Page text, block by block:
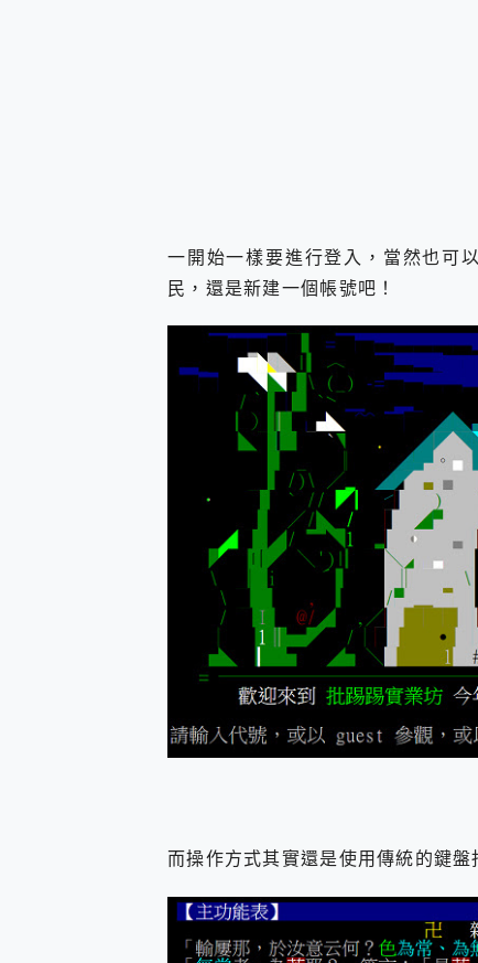
一開始一樣要進行登入，當然也可
民，還是新建一個帳號吧！
而操作方式其實還是使用傳統的鍵